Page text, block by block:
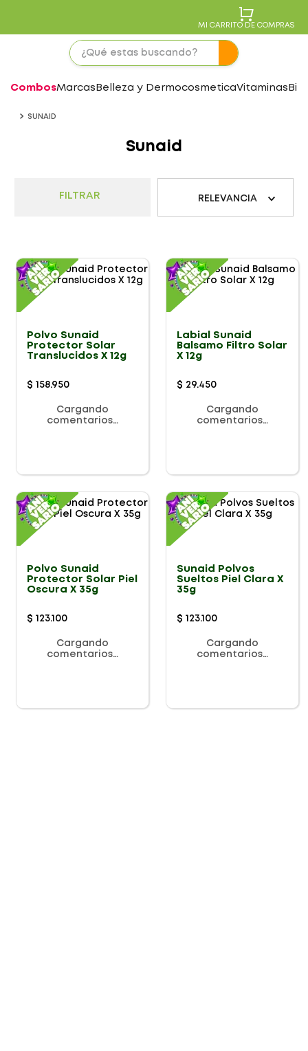
MI CARRITO DE COMPRAS
CombosMarcas Belleza y DermocosmeticaVitaminas
SUNAID
Sunaid
FILTRAR RELEVANCIA
Polvo Sunaid
Protector Solar
Translucidos X 12g
$ 158.950
Cargando
comentarios…
Labial Sunaid
Balsamo Filtro Solar
X 12g
$ 29.450
Cargando
comentarios…
Polvo Sunaid
Protector Solar Piel
Oscura X 35g
$ 123.100
Cargando
comentarios…
Sunaid Polvos
Sueltos Piel Clara X
35g
$ 123.100
Cargando
comentarios…